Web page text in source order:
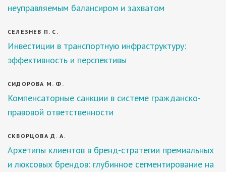
неуправляемым балансиром и захватом
СЕЛЕЗНЕВ П. С.
Инвестиции в транспортную инфраструктуру:
эффективность и перспективы
СИДОРОВА М. Ф.
Компенсаторные санкции в системе гражданско-
правовой ответственности
СКВОРЦОВА Д. А.
Архетипы клиентов в бренд-стратегии премиальных
и люксовых брендов: глубинное сегментирование на